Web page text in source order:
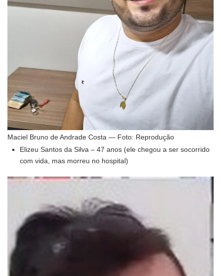
Maciel Bruno de Andrade Costa — Foto: Reprodução
Elizeu Santos da Silva – 47 anos (ele chegou a ser socorrido
com vida, mas morreu no hospital)